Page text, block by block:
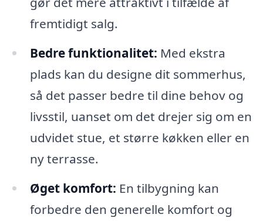
fremtidigt salg.
Bedre funktionalitet: Med ekstra
plads kan du designe dit sommerhus,
så det passer bedre til dine behov og
livsstil, uanset om det drejer sig om en
udvidet stue, et større køkken eller en
ny terrasse.
Øget komfort: En tilbygning kan
forbedre den generelle komfort og